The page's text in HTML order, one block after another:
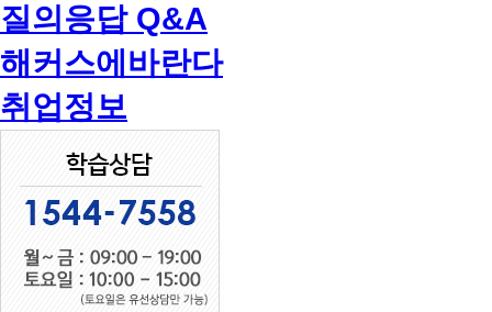
질의응답 Q&A
해커스에바란다
취업정보